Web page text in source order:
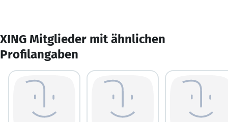
XING Mitglieder mit ähnlichen
Profilangaben